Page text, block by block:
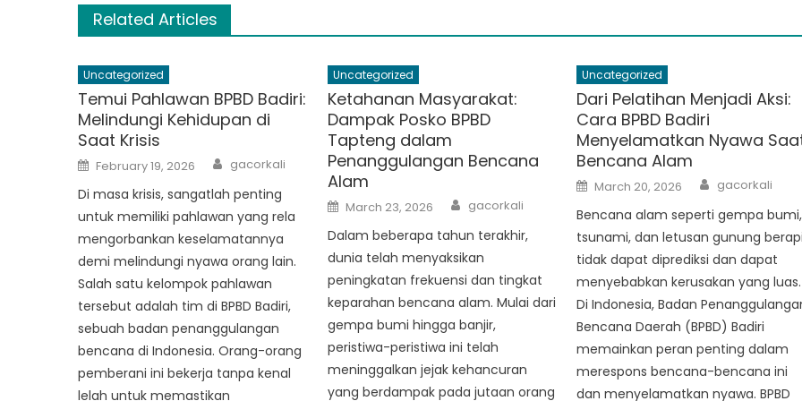
Related Articles
Uncategorized
Temui Pahlawan BPBD Badiri:
Melindungi Kehidupan di
Saat Krisis
Posted
on
February 19, 2026 Author
gacorkali
Di masa krisis, sangatlah penting
untuk memiliki pahlawan yang rela
mengorbankan keselamatannya
demi melindungi nyawa orang lain.
Salah satu kelompok pahlawan
tersebut adalah tim di BPBD Badiri,
sebuah badan penanggulangan
bencana di Indonesia. Orang-orang
pemberani ini bekerja tanpa kenal
lelah untuk memastikan
Uncategorized
Ketahanan Masyarakat:
Dampak Posko BPBD
Tapteng dalam
Penanggulangan Bencana
Alam
Posted
on
March 23, 2026 Author
gacorkali
Dalam beberapa tahun terakhir,
dunia telah menyaksikan
peningkatan frekuensi dan tingkat
keparahan bencana alam. Mulai dari
gempa bumi hingga banjir,
peristiwa-peristiwa ini telah
meninggalkan jejak kehancuran
yang berdampak pada jutaan orang
Uncategorized
Dari Pelatihan Menjadi Aksi:
Cara BPBD Badiri
Menyelamatkan Nyawa
Bencana Alam
Posted
on
March 20, 2026 Author
gacorkali
Bencana alam seperti gempa bumi,
tsunami, dan letusan gunung berapi
tidak dapat diprediksi dan dapat
menyebabkan kerusakan yang luas.
Di Indonesia, Badan
Bencana Daerah (BPBD) Badiri
memainkan peran penting dalam
merespons bencana-bencana ini
dan menyelamatkan nyawa. BPBD